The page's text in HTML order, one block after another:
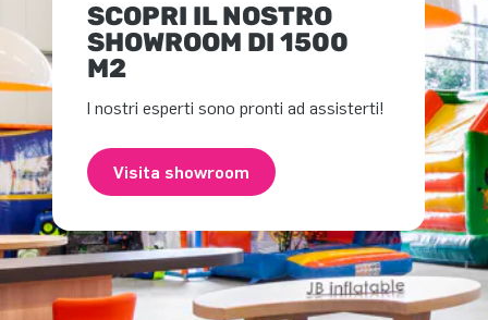
SCOPRI IL NOSTRO
SHOWROOM DI 1500
M2
I nostri esperti sono pronti ad assisterti!
Visita showroom